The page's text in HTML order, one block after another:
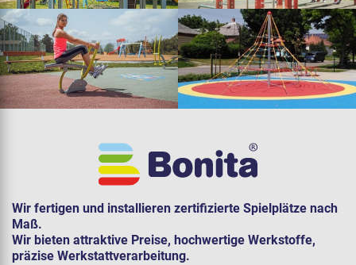
Wir fertigen und installieren zertifizierte Spielplätze nach
Maß.
Wir bieten attraktive Preise, hochwertige Werkstoffe,
präzise Werkstattverarbeitung.